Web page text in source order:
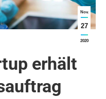
Nov.
27
2020
erhält